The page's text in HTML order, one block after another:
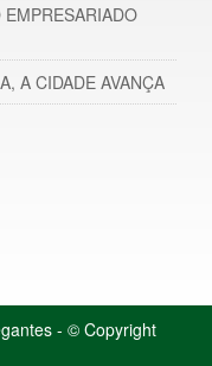
A CIDADE AVANÇA
- © Copyright